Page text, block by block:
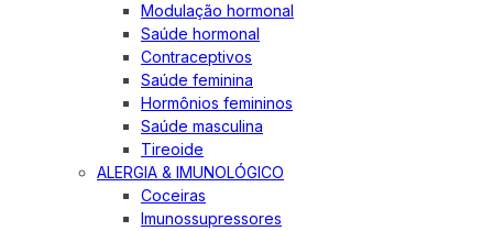
Modulação hormonal
Saúde hormonal
Contraceptivos
Saúde feminina
Hormônios femininos
Saúde masculina
Tireoide
ALERGIA & IMUNOLÓGICO
Coceiras
Imunossupressores